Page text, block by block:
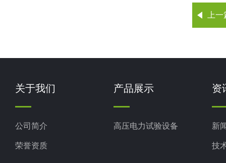
上
关于我们
公司简介
荣誉资质
产品展示
高压电力试验设备
资
新
技